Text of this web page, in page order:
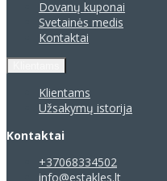
Dovanų kuponai
Svetainės medis
Kontaktai
Klientams
Užsakymų istorija
Kontaktai
+37068334502
info@estakles.lt